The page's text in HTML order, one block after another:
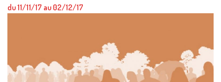
du 11/11/17 au 02/12/17